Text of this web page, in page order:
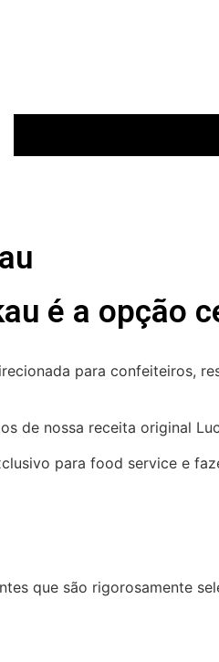
é a opção
para confeiteiros,
de nossa receita original
para food service e
que são rigorosamente